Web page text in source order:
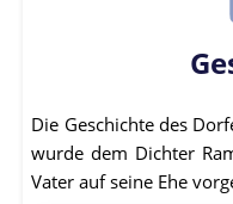
Die Geschichte des
wurde dem Dichter
Vater auf seine Ehe